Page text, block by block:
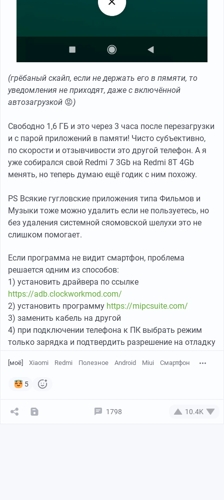
(грёбаный скайп, если не держать его в пямяти, то
уведомления не приходят, даже с включённой
автозагрузкой 😡)
Свободно 1,6 ГБ и это через 3 часа после перезагрузки
и с парой приложений в памяти! Чисто субъективно,
по скорости и отзывчивости это другой телефон. А я
уже собирался свой Redmi 7 3Gb на Redmi 8T 4Gb
менять, но теперь думаю ещё годик с ним похожу.
PS Всякие гугловские приложения типа Фильмов и
Музыки тоже можно удалить если не пользуетесь, но
без удаления системной сяомовской шелухи это не
слишком помогает.
Если программа не видит смартфон, проблема
решается одним из способов:
1) установить драйвера по ссылке
https://adb.clockworkmod.com/
2) установить программу https://mipcsuite.com/
3) заменить кабель на другой
4) при подключении телефона к ПК выбрать режим
только зарядка и подтвердить разрешение на отладку
[моё] Xiaomi Redmi Полезное Android Miui Смартфон
5
1798 10.4K